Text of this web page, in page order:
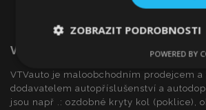
Vítejte Na VTVauto.cz
VTVauto je maloobchodním prodejcem
dodavatelem autopříslušenství a
jsou např .: ozdobné kryty kol (poklice),
ZOBRAZIT PODROBNOSTI
nutné
soubory
Výkonové
soubory
POWERED BY